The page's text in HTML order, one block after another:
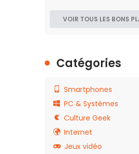
VOIR TOUS LES BONS
Catégories
Smartphones
PC & Systèmes
Culture Geek
Internet
Jeux vidéo